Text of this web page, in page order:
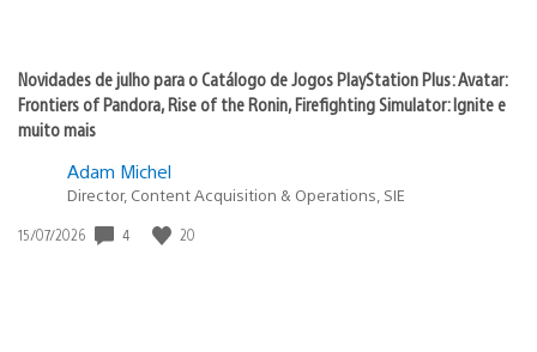
Novidades de julho para o Catálogo de Jogos PlayStation Plus: Avatar:
Frontiers of Pandora, Rise of the Ronin, Firefighting Simulator: Ignite e
muito mais
Adam Michel
Director, Content Acquisition & Operations, SIE
Data
15/07/2026 4 20